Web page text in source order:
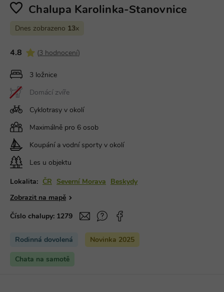
Chalupa Karolinka-Stanovnice
Dnes zobrazeno 13x
4.8 (3 hodnocení )
3 ložnice
Domácí zvíře
Cyklotrasy v okolí
Maximálně pro 6 osob
Koupání a vodní sporty v okolí
Les u objektu
Lokalita: ČR Severní Morava Beskydy
Zobrazit na mapě
Číslo chalupy: 1279
Rodinná dovolená Novinka 2025
Chata na samotě